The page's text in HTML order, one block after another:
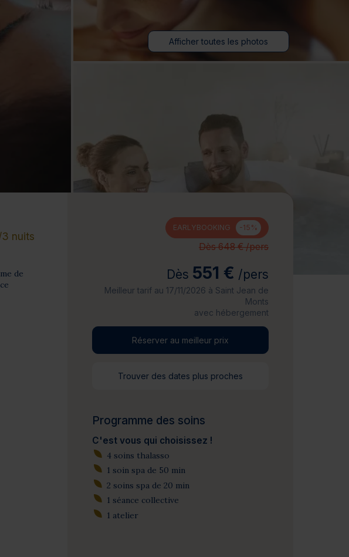
Escapade 1 à 2 jours
Afficher toutes les photos
nuits
de
EARLYBOOKING -15%
Dès 648 € /pers
Dès 551 € /pers
Meilleur tarif au 17/11/2026 à Saint Jean de
Monts
avec hébergement
Réserver au meilleur prix
Trouver des dates plus proches
Programme des soins
C'est vous qui choisissez !
4 soins thalasso
1 soin spa de 50 min
2 soins spa de 20 min
1 séance collective
1 atelier